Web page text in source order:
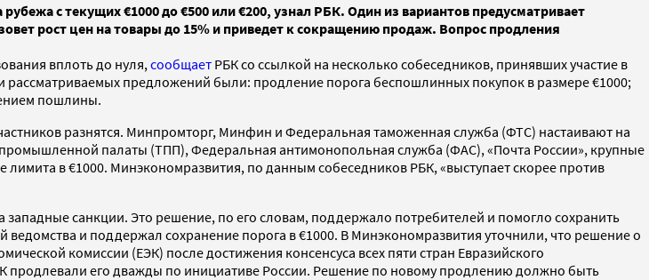
с текущих €1000 до €500 или €200, узнал РБК. Один из вариантов предусматривает
рост цен на товары до 15% и приведет к сокращению продаж. Вопрос продления
вплоть до нуля, сообщает РБК со ссылкой на несколько собеседников, принявших участие в
предложений были: продление порога беспошлинных покупок в размере €1000;
пошлины.
разнятся. Минпромторг, Минфин и Федеральная таможенная служба (ФТС) настаивают на
палаты (ТПП), Федеральная антимонопольная служба (ФАС), «Почта России», крупные
в €1000. Минэкономразвития, по данным собеседников РБК, «выступает скорее против
санкции. Это решение, по его словам, поддержало потребителей и помогло сохранить
и поддержал сохранение порога в €1000. В Минэкономразвития уточнили, что решение о
комиссии (ЕЭК) после достижения консенсуса всех пяти стран Евразийского
продлевали его дважды по инициативе России. Решение по новому продлению должно быть